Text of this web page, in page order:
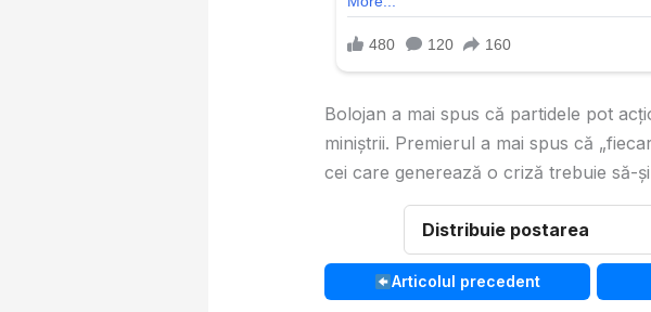
Bolojan a mai spus că partidele pot
miniştrii. Premierul a mai spus că
cei care generează o criză trebuie să-
Distribuie postarea
Articolul precedent